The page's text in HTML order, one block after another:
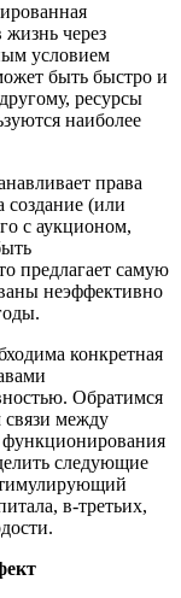
через
условием
быть быстро и
ресурсы
наиболее
права
создание (или
с аукционом,
предлагает самую
неэффективно
конкретная
Обратимся
связи между
следующие
в-третьих,